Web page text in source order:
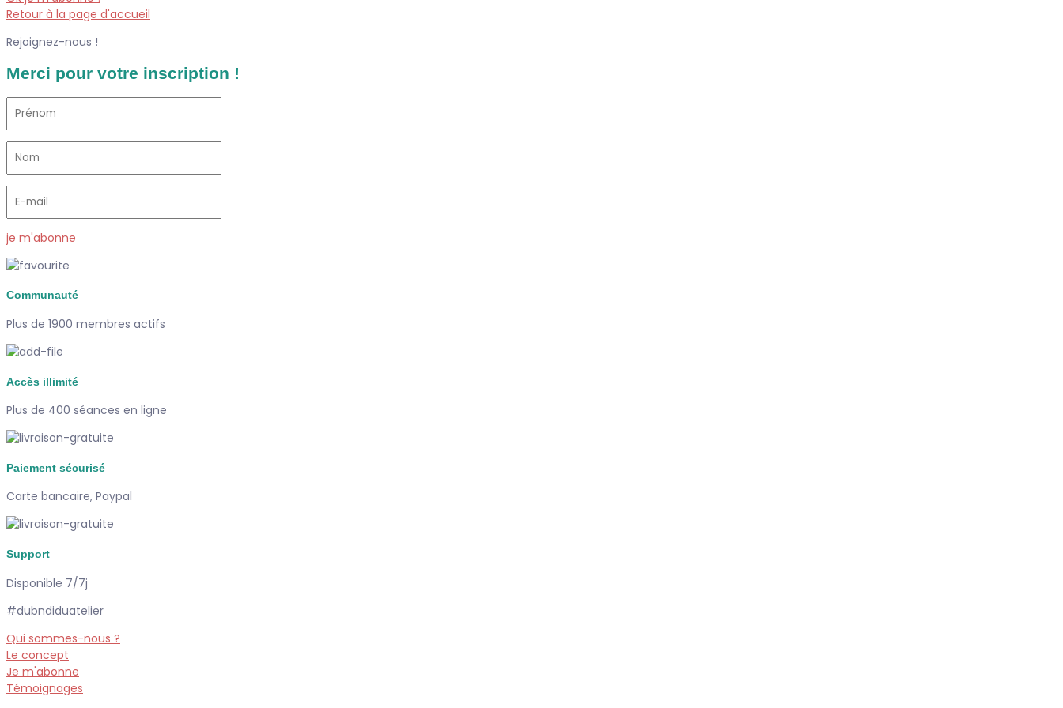
Retour à la page d'accueil
Rejoignez-nous !
Merci pour votre inscription !
je m'abonne
Communauté
Plus de 1900 membres actifs
Accès illimité
Plus de 400 séances en ligne
Paiement sécurisé
Carte bancaire, Paypal
Support
Disponible 7/7j
#dubndiduatelier
Qui sommes-nous ?
Le concept
Je m'abonne
Témoignages